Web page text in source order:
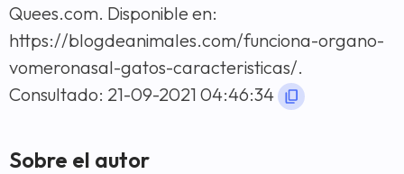
Quees.com. Disponible en:
https://blogdeanimales.com/funciona-organo-
vomeronasal-gatos-caracteristicas/.
Consultado: 21-09-2021 04:46:34
Sobre el autor